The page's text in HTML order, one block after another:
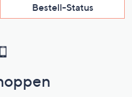
Bestell-Status